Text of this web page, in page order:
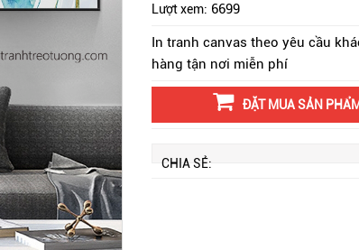
Lượt xem: 6699
In tranh canvas theo yêu cầu
hàng tận nơi miễn phí
ĐẶT MUA SẢN PHẨM
CHIA SẺ: